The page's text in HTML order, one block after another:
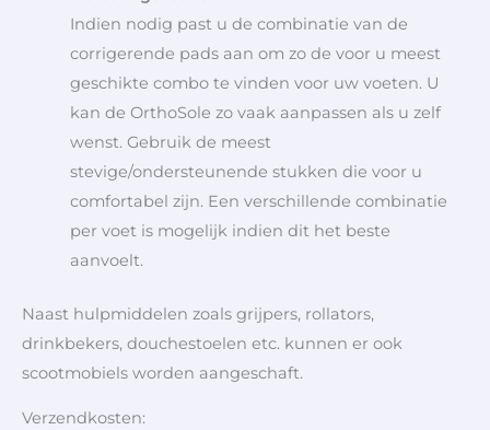
Indien nodig past u de combinatie van de
corrigerende pads aan om zo de voor u meest
geschikte combo te vinden voor uw voeten. U
kan de OrthoSole zo vaak aanpassen als u zelf
wenst. Gebruik de meest
stevige/ondersteunende stukken die voor u
comfortabel zijn. Een verschillende combinatie
per voet is mogelijk indien dit het beste
aanvoelt.
Naast hulpmiddelen zoals grijpers, rollators,
drinkbekers, douchestoelen etc. kunnen er ook
scootmobiels worden aangeschaft.
Verzendkosten: